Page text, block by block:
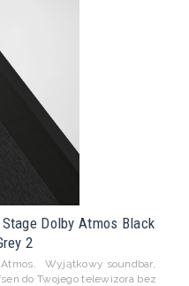
Stage Dolby Atmos Black
2
Wyjątkowy soundbar,
do Twojego telewizora bez